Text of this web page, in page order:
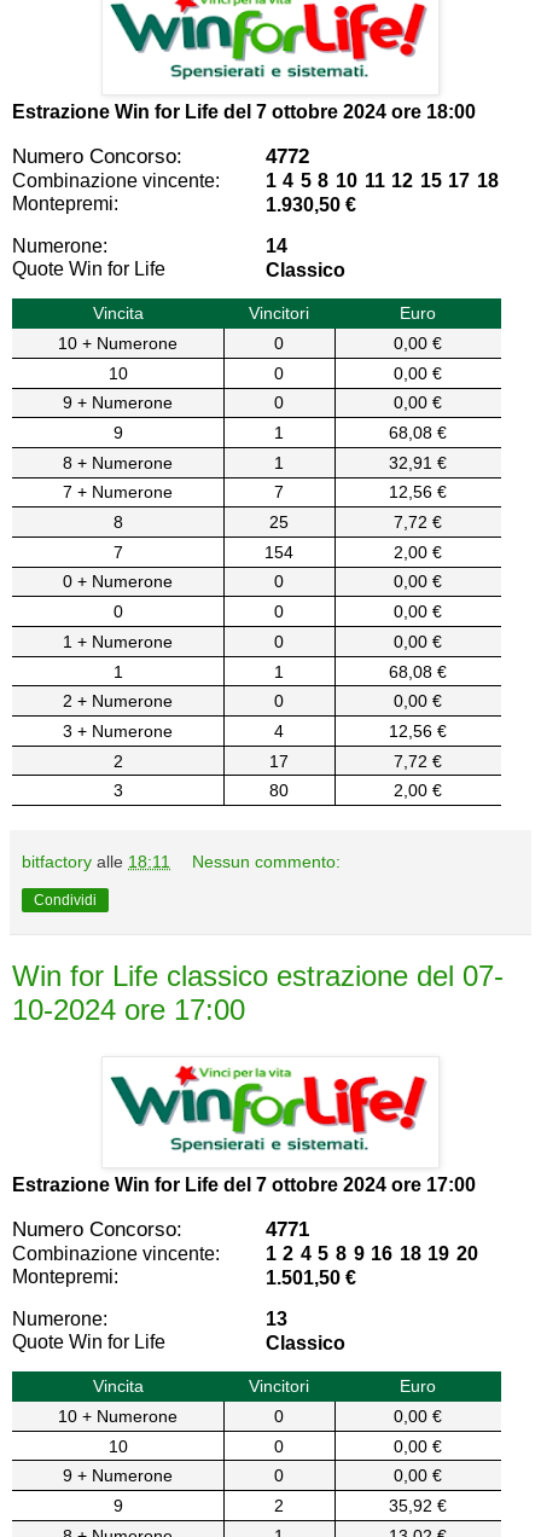
Estrazione Win for Life del 7 ottobre 2024 ore 18:00
Numero Concorso: 4772
Combinazione vincente:
1 4 5 8 10 11 12 15 17 18
Montepremi:
1.930,50 €
Numerone:
14
Quote Win for Life
Classico
Vincita Vincitori
Euro
10 + Numerone
0
0,00 €
10
0
0,00 €
9 + Numerone
0
0,00 €
9
1
68,08 €
8 + Numerone
1
32,91 €
7 + Numerone
7
12,56 €
8
25
7,72 €
7
154
2,00 €
0 + Numerone
0
0,00 €
0
0
0,00 €
1 + Numerone
0
0,00 €
1
1
68,08 €
2 + Numerone
0
0,00 €
3 + Numerone
4
12,56 €
2
17
7,72 €
3
80 2,00 €
bitfactory alle 18:11 Nessun commento:
Condividi
Win for Life classico estrazione del 07-
10-2024 ore 17:00
Estrazione Win for Life del 7 ottobre 2024 ore 17:00
Numero Concorso: 4771
Combinazione vincente:
1 2 4 5 8 9 16 18 19 20
Montepremi:
1.501,50 €
Numerone:
13
Quote Win for Life
Classico
Vincita Vincitori
Euro
10 + Numerone
0
0,00 €
10
0
0,00 €
9 + Numerone
0
0,00 €
9
2
35,92 €